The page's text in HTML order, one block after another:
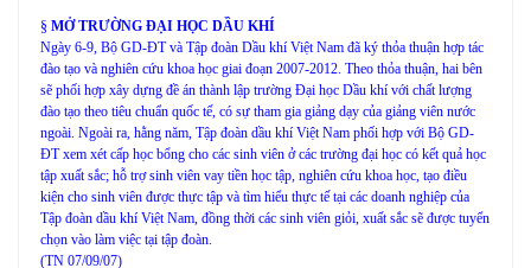
§ MỞ TRƯỜNG ĐẠI HỌC DẦU KHÍ
Ngày 6-9, Bộ GD-ĐT và Tập đoàn Dầu khí Việt Nam đã ký thỏa thuận hợp tác
đào tạo và nghiên cứu khoa học giai đoạn 2007-2012. Theo thỏa thuận, hai bên
sẽ phối hợp xây dựng đề án thành lập trường Đại học Dầu khí với chất lượng
đào tạo theo tiêu chuẩn quốc tế, có sự tham gia giảng dạy của giảng viên nước
ngoài. Ngoài ra, hằng năm, Tập đoàn dầu khí Việt Nam phối hợp với Bộ GD-
ĐT xem xét cấp học bổng cho các sinh viên ở các trường đại học có kết quả học
tập xuất sắc; hỗ trợ sinh viên vay tiền học tập, nghiên cứu khoa học, tạo điều
kiện cho sinh viên được thực tập và tìm hiểu thực tế tại các doanh nghiệp của
Tập đoàn dầu khí Việt Nam, đồng thời các sinh viên giỏi, xuất sắc sẽ được tuyển
chọn vào làm việc tại tập đoàn.
(TN 07/09/07)